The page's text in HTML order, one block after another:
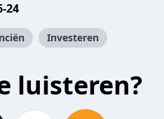
24
Investeren
luisteren?